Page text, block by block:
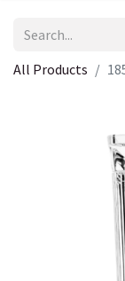
All Products